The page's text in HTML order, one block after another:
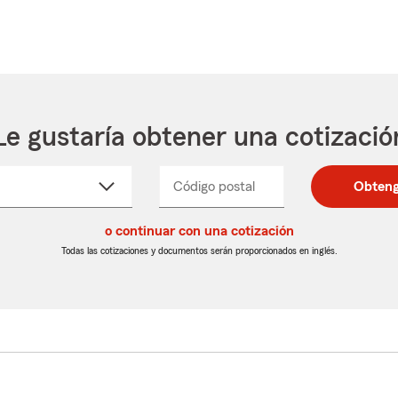
gustaría obtener una
Código postal
postal
de
postal
de
_____
o continuar con una cotización
Todas las cotizaciones y documentos serán proporcionados en inglés.